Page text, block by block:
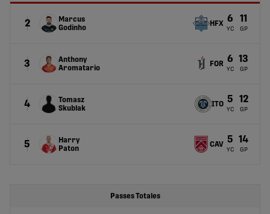
2
Marcus
Godinho
HFX 6
YC
11
GP
3
Anthony
Aromatario
FOR 6
YC
13
GP
4
Tomasz
Skublak
ITO 5
YC
12
GP
5
Harry
Paton
CAV 5
YC
14
GP
Passes Totales